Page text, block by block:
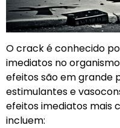
O crack é conhecido
imediatos no
efeitos são em grande
estimulantes e
efeitos imediatos mais
incluem: